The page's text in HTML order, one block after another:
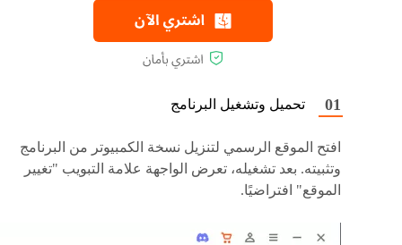
تحميل وتشغيل البرنامج
افتح الموقع الرسمي لتنزيل نسخة الكمبيوتر من البرنامج
وتثبيته. بعد تشغيله، تعرض الواجهة علامة التبويب "تغيير
الموقع" افتراضيًا.